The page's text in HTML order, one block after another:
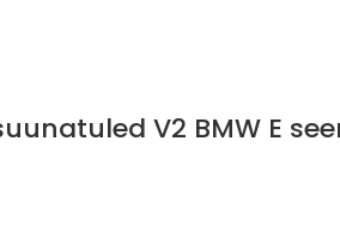
V2 BMW E